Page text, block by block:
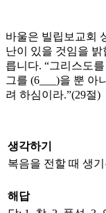
바울은 빌립보교회
난이 있을 것임을
릅니다. “그리스도
그를 (6___)을 뿐 아
려 하심이라.”(29절)
생각하기
복음을 전할 때 생
해답